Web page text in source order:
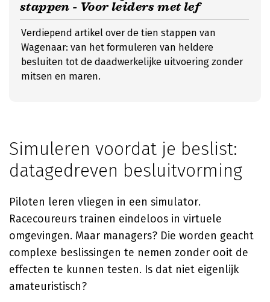
stappen - Voor leiders met lef
Verdiepend artikel over de tien stappen van
Wagenaar: van het formuleren van heldere
besluiten tot de daadwerkelijke uitvoering zonder
mitsen en maren.
Simuleren voordat je beslist:
datagedreven besluitvorming
Piloten leren vliegen in een simulator.
Racecoureurs trainen eindeloos in virtuele
omgevingen. Maar managers? Die worden geacht
complexe beslissingen te nemen zonder ooit de
effecten te kunnen testen. Is dat niet eigenlijk
amateuristisch?